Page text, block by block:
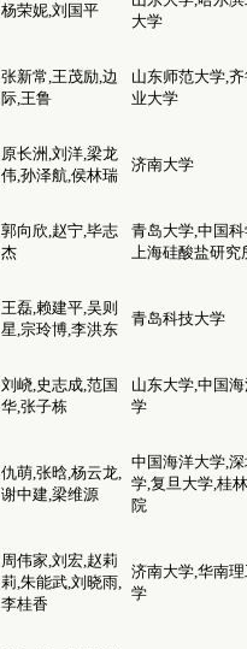
杨荣妮,刘国平
大学
张新常,王茂励,边
际,王鲁
山东师范大学,
业大学
原长洲,刘洋,梁龙
伟,孙泽航,侯林瑞
济南大学
郭向欣,赵宁,毕志
杰
青岛大学,中国
上海硅酸盐研究
王磊,赖建平,吴则
星,宗玲博,李洪东
青岛科技大学
刘峣,史志成,范国
华,张子栋
山东大学,中国
学
仇萌,张晗,杨云龙,
谢中建,梁维源
中国海洋大学,
学,复旦大学,桂
院
周伟家,刘宏,赵莉
莉,朱能武,刘晓雨,
李桂香
济南大学,华南
学